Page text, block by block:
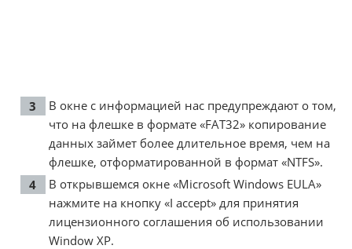
В окне с информацией нас предупреждают о том,
что на флешке в формате «FAT32» копирование
данных займет более длительное время, чем на
флешке, отформатированной в формат «NTFS».
В открывшемся окне «Microsoft Windows EULA»
нажмите на кнопку «I accept» для принятия
лицензионного соглашения об использовании
Window XP.